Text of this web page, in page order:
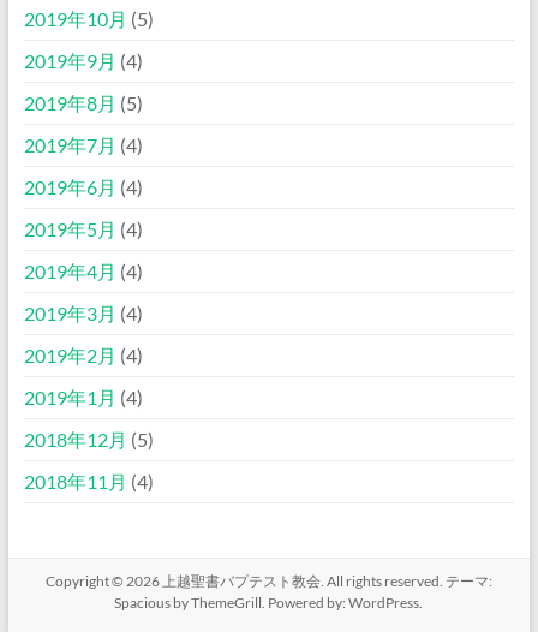
2019年10月 (5)
2019年9月 (4)
2019年8月 (5)
2019年7月 (4)
2019年6月 (4)
2019年5月 (4)
2019年4月 (4)
2019年3月 (4)
2019年2月 (4)
2019年1月 (4)
2018年12月 (5)
2018年11月 (4)
Copyright © 2026上越聖書バプテスト教会. All rights reserved. テーマ:
Spacious by ThemeGrill. Powered by:WordPress.